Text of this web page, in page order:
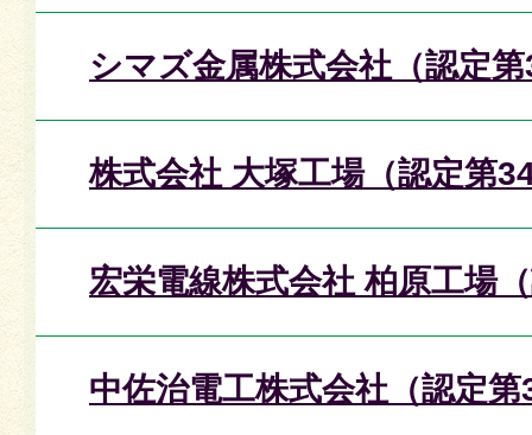
シマズ金属株式会社（認定
株式会社 大塚工場（認定第
宏栄電線株式会社 柏原工場
中佐治電工株式会社（認定第